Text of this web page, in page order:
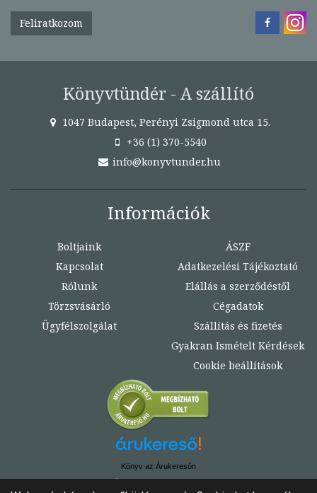
Feliratkozom
Könyvtündér - A szállító
1047 Budapest, Perényi Zsigmond utca 15.
+36 (1) 370-5540
info@konyvtunder.hu
Információk
Boltjaink
Kapcsolat
Rólunk
Törzsvásárló
Ügyfélszolgálat
ÁSZF
Adatkezelési Tájékoztató
Elállás a szerződéstől
Cégadatok
Szállítás és fizetés
Gyakran Ismételt Kérdések
Cookie beállítások
Könyv az Árukeresőn